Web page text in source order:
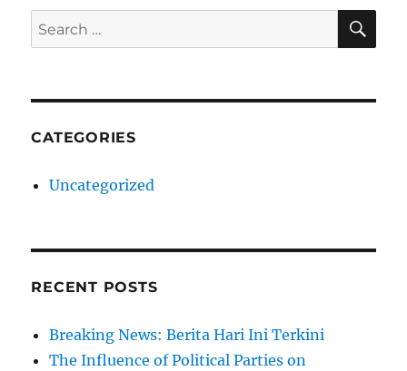
Search
for:
CATEGORIES
Uncategorized
RECENT POSTS
Breaking News: Berita Hari Ini Terkini
The Influence of Political Parties on